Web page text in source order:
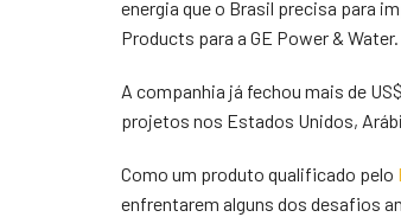
energia que o Brasil precisa para
Products para a GE Power & Water.
A companhia já fechou mais de
projetos nos Estados Unidos,
Como um produto qualificado pelo
enfrentarem alguns dos desafios